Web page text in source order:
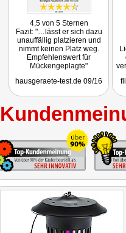
4,5 von 5 Sternen
Fazit: "…lässt er sich dazu
unauffällig platzieren und
nimmt keinen Platz weg.
Empfehlenswert für
Mückengeplagte"
hausgeraete-test.de 09/16